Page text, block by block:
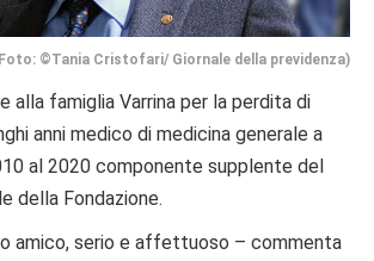
©Tania Cristofari/ Giornale della previdenza)
alla famiglia Varrina per la perdita di
anni medico di medicina generale a
al 2020 componente supplente del
della Fondazione.
amico, serio e affettuoso – commenta